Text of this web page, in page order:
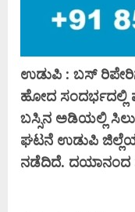
ಉಡುಪಿ : ಬಸ್
ಹೋದ ಸಂದರ್ಭದಲ್ಲಿ
ಬಸ್ಸಿನ ಅಡಿಯಲ್ಲಿ
ಘಟನೆ ಉಡುಪಿ
ನಡೆದಿದೆ. ದಯಾನಂದ